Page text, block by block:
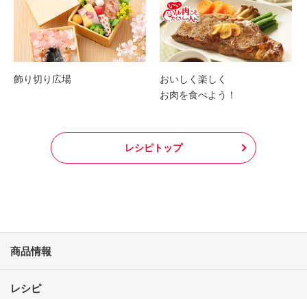
飾り切り広場
おいしく楽しく
お肉を食べよう！
レシピトップ
商品情報
レシピ